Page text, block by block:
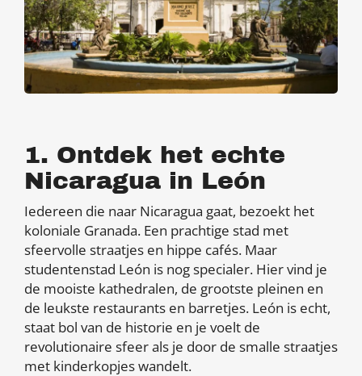
1. Ontdek het echte
Nicaragua in León
Iedereen die naar Nicaragua gaat, bezoekt het
koloniale Granada. Een prachtige stad met
sfeervolle straatjes en hippe cafés. Maar
studentenstad León is nog specialer. Hier vind je
de mooiste kathedralen, de grootste pleinen en
de leukste restaurants en barretjes. León is echt,
staat bol van de historie en je voelt de
revolutionaire sfeer als je door de smalle straatjes
met kinderkopjes wandelt.